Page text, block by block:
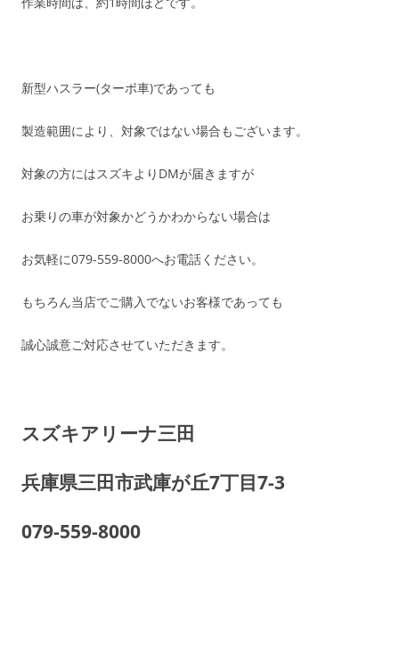
新型ハスラー(ターボ車)であっても
製造範囲により、対象ではない場合もございます。
対象の方にはスズキよりDMが届きますが
お乗りの車が対象かどうかわからない場合は
お気軽に079-559-8000へお電話ください。
もちろん当店でご購入でないお客様であっても
誠心誠意ご対応させていただきます。
スズキアリーナ三田
兵庫県三田市武庫が丘7丁目7-3
079-559-8000